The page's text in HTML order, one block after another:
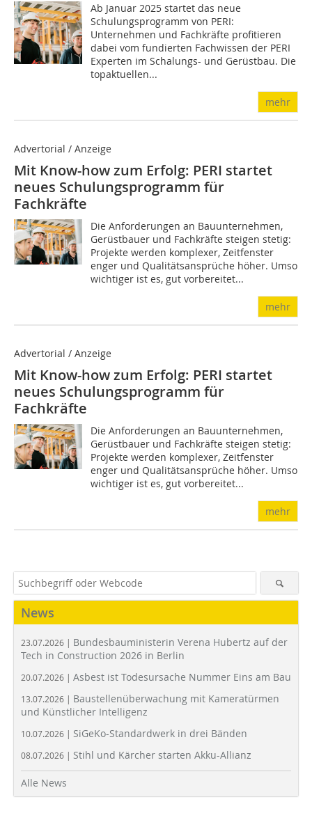
Ab Januar 2025 startet das neue
Schulungsprogramm von PERI:
Unternehmen und Fachkräfte profitieren
dabei vom fundierten Fachwissen der PERI
Experten im Schalungs- und Gerüstbau. Die
topaktuellen...
mehr
Advertorial / Anzeige
Mit Know-how zum Erfolg: PERI startet
neues Schulungsprogramm für
Fachkräfte
Die Anforderungen an Bauunternehmen,
Gerüstbauer und Fachkräfte steigen stetig:
Projekte werden komplexer, Zeitfenster
enger und Qualitätsansprüche höher. Umso
wichtiger ist es, gut vorbereitet...
mehr
Advertorial / Anzeige
Mit Know-how zum Erfolg: PERI startet
neues Schulungsprogramm für
Fachkräfte
Die Anforderungen an Bauunternehmen,
Gerüstbauer und Fachkräfte steigen stetig:
Projekte werden komplexer, Zeitfenster
enger und Qualitätsansprüche höher. Umso
wichtiger ist es, gut vorbereitet...
mehr
News
23.07.2026 | Bundesbauministerin Verena Hubertz auf der
Tech in Construction 2026 in Berlin
20.07.2026 | Asbest ist Todesursache Nummer Eins am Bau
13.07.2026 | Baustellenüberwachung mit Kameratürmen
und Künstlicher Intelligenz
10.07.2026 | SiGeKo-Standardwerk in drei Bänden
08.07.2026 | Stihl und Kärcher starten Akku-Allianz
Alle News